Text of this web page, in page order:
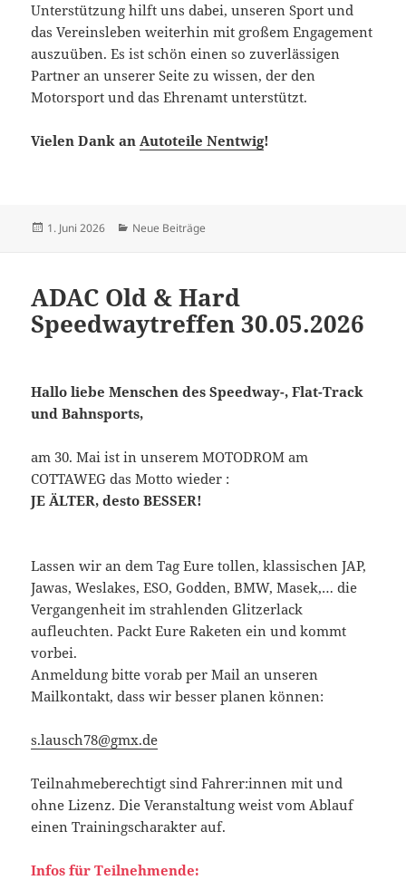
Unterstützung hilft uns dabei, unseren Sport und
das Vereinsleben weiterhin mit großem Engagement
auszuüben. Es ist schön einen so zuverlässigen
Partner an unserer Seite zu wissen, der den
Motorsport und das Ehrenamt unterstützt.
Vielen Dank anAutoteile Nentwig!
Veröffentlicht
1. Juni 2026 Kategorien
Neue Beiträge
ADAC Old & Hard
Speedwaytreffen 30.05.2026
Hallo liebe Menschen des Speedway-, Flat-Track
und Bahnsports,
am 30. Mai ist in unserem MOTODROM am
COTTAWEG das Motto wieder :
JE ÄLTER, desto BESSER!
Lassen wir an dem Tag Eure tollen, klassischen JAP,
Jawas, Weslakes, ESO, Godden, BMW, Masek,… die
Vergangenheit im strahlenden Glitzerlack
aufleuchten. Packt Eure Raketen ein und kommt
vorbei.
Anmeldung bitte vorab per Mail an unseren
Mailkontakt, dass wir besser planen können:
s.lausch78@gmx.de
Teilnahmeberechtigt sind Fahrer:innen mit und
ohne Lizenz. Die Veranstaltung weist vom Ablauf
einen Trainingscharakter auf.
Infos für Teilnehmende: